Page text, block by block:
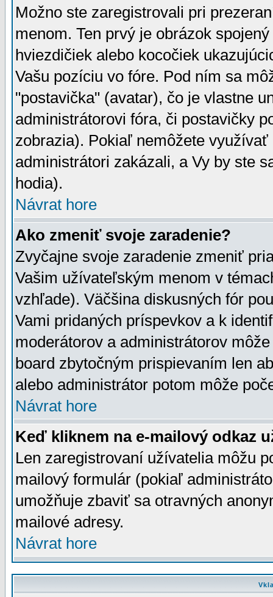
Možno ste zaregistrovali pri
menom. Ten prvý je obrázok
hviezdičiek alebo kocočiek
Vašu pozíciu vo fóre. Pod ním sa
"postavička" (avatar), čo je vlastne
administrátorovi fóra, či postavičky
zobrazia). Pokiaľ nemôžete
administrátori zakázali, a Vy by ste
hodia).
Návrat hore
Ako zmeniť svoje zaradenie?
Zvyčajne svoje zaradenie zmeniť
Vašim užívateľským menom v
vzhľade). Väčšina diskusných fór
Vami pridaných príspevkov a k
moderátorov a administrátorov
board zbytočným prispievaním len
alebo administrátor potom môže
Návrat hore
Keď kliknem na e-mailový odkaz
Len zaregistrovaní užívatelia môžu
mailový formulár (pokiaľ
umožňuje zbaviť sa otravných
mailové adresy.
Návrat hore